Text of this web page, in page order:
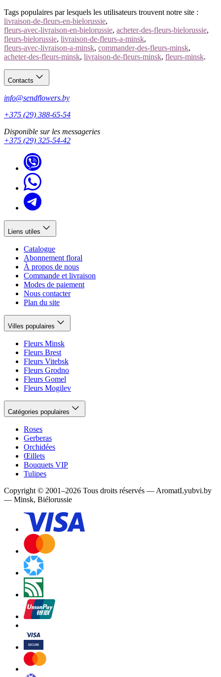
Tags populaires par lesquels les utilisateurs trouvent notre site :
livraison-de-fleurs-en-bielorussie,
fleurs-avec-livraison-en-bielorussie, acheter-des-fleurs-bielorussie,
fleurs-bielorussie, livraison-de-fleurs-a-minsk,
fleurs-avec-livraison-a-minsk, commander-des-fleurs-minsk,
acheter-des-fleurs-minsk, livraison-de-fleurs-minsk, fleurs-minsk.
Contacts
info@sendflowers.by
+375 (29) 388-65-54
Disponible sur les messageries
+375 (29) 325-54-42
Liens utiles
Catalogue
Abonnement floral
À propos de nous
Commande et livraison
Modes de paiement
Nous contacter
Plan du site
Villes populaires
Fleurs Minsk
Fleurs Brest
Fleurs Vitebsk
Fleurs Grodno
Fleurs Gomel
Fleurs Mogilev
Catégories populaires
Roses
Gerberas
Orchidées
Œillets
Bouquets VIP
Tulipes
Copyright © 2001–2026 Tous droits réservés — AromatLyubvi.by
— Minsk, Biélorussie